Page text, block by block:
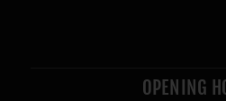
OPENING